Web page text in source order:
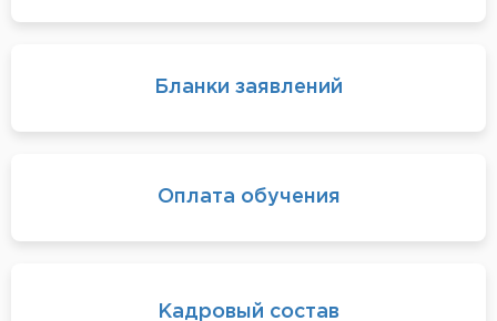
Бланки заявлений
Оплата обучения
Кадровый состав